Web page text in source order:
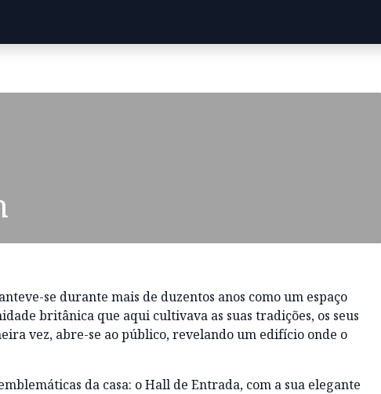
se durante mais de duzentos anos como um espaço
britânica que aqui cultivava as suas tradições, os seus
vez, abre-se ao público, revelando um edifício onde o
da casa: o Hall de Entrada, com a sua elegante